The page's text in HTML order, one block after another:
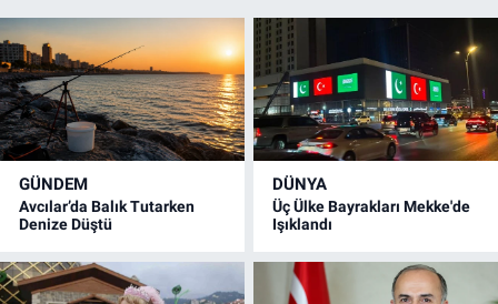
GÜNDEM
Avcılar’da Balık Tutarken
Denize Düştü
DÜNYA
Üç Ülke Bayrakları Mekke'de
Işıklandı